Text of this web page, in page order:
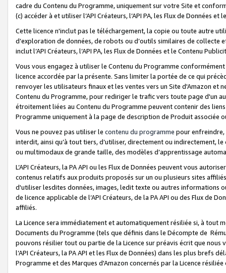
cadre du Contenu du Programme, uniquement sur votre Site et
(c) accéder à et utiliser l’API Créateurs, l’API PA, les Flux de Données
Cette licence n'inclut pas le téléchargement, la copie ou toute autre
d’exploration de données, de robots ou d’outils similaires de
inclut l’API Créateurs, l’API PA, les Flux de Données et le Contenu
Vous vous engagez à utiliser le Contenu du Programme
licence accordée par la présente. Sans limiter la portée de ce qui
renvoyer les utilisateurs finaux et les ventes vers un Site d'Amazon et
Contenu du Programme, pour rediriger le trafic vers toute page d'un
étroitement liées au Contenu du Programme peuvent contenir des
Programme uniquement à la page de description de Produit associée
Vous ne pouvez pas utiliser le contenu du programme pour
interdit, ainsi qu’à tout tiers, d’utiliser, directement ou indirectement,
ou multimodaux de grande taille, des modèles d’apprentissage
L’API Créateurs, la PA API ou les Flux de Données peuvent vous
contenus relatifs aux produits proposés sur un ou plusieurs sites
d'utiliser lesdites données, images, ledit texte ou autres informations
de licence applicable de l’API Créateurs, de la PA API ou des Flux de
affiliés.
La Licence sera immédiatement et automatiquement résiliée si, à
Documents du Programme (tels que définis dans le Décompte de
pouvons résilier tout ou partie de la Licence sur préavis écrit que
l’API Créateurs, la PA API et les Flux de Données) dans les plus
Programme et des Marques d'Amazon concernés par la Licence